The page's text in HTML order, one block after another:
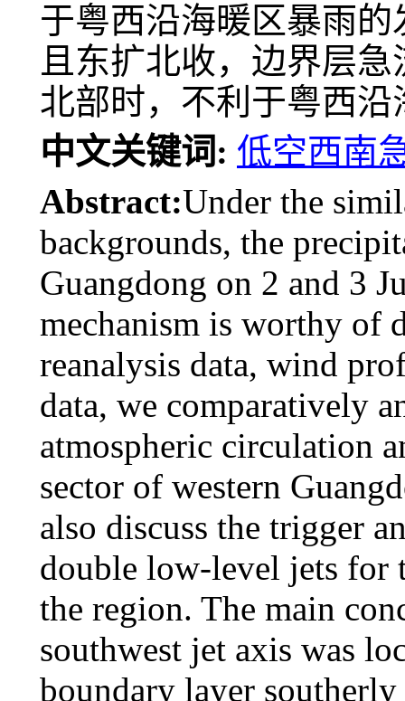
于粤西沿海暖区暴雨
且东扩北收，边界层
北部时，不利于粤西
中文关键词: 低空西南
Abstract:Under the
backgrounds, the
Guangdong on 2 and 3
mechanism is worthy of
reanalysis data, wind
data, we comparatively
atmospheric circulation
sector of western
also discuss the trigger
double low-level jets for
the region. The main
southwest jet axis was
boundary layer